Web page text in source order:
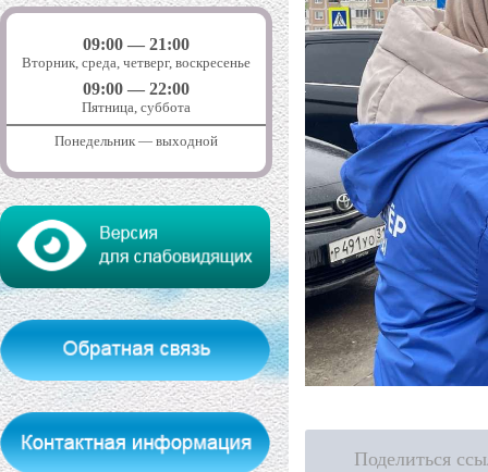
09:00 — 21:00
Вторник, среда, четверг, воскресенье
09:00 — 22:00
Пятница, суббота
Понедельник — выходной
Поделиться